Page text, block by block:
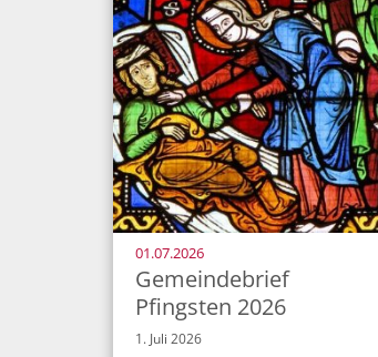
01.07.2026:
Gemeindebrief
Pfingsten 2026
1. Juli 2026